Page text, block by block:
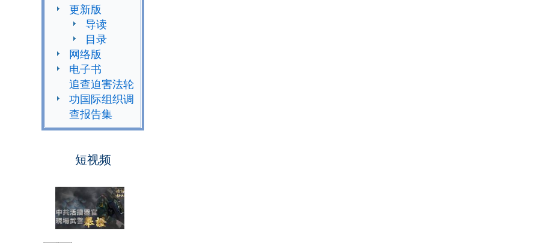
更新版
导读
目录
网络版
电子书
追查迫害法轮
功国际组织调
查报告集
短视频